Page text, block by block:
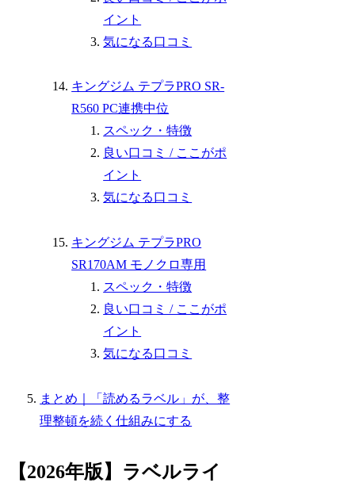
イント
気になる口コミ
キングジム テプラPRO SR-
R560 PC連携中位
スペック・特徴
良い口コミ / ここがポ
イント
気になる口コミ
キングジム テプラPRO
SR170AM モノクロ専用
スペック・特徴
良い口コミ / ここがポ
イント
気になる口コミ
まとめ｜「読めるラベル」が、整
理整頓を続く仕組みにする
【2026年版】ラベルライ